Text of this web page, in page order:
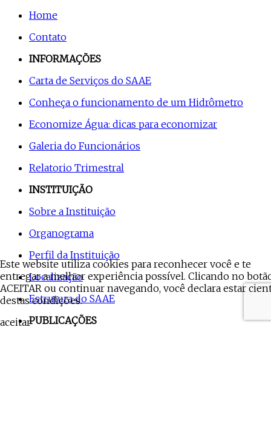
Home
Contato
INFORMAÇÕES
Carta de Serviços do SAAE
Conheça o funcionamento de um Hidrômetro
Economize Água: dicas para economizar
Galeria do Funcionários
Relatorio Trimestral
INSTITUIÇÃO
Sobre a Instituição
Organograma
Perfil da Instituição
Localização
Estrutura do SAAE
PUBLICAÇÕES
Este website utiliza cookies para reconhecer você e te
entregar a melhor experiência possível. Clicando no
ACEITAR ou continuar navegando, você declara estar
destas condições.
aceitar